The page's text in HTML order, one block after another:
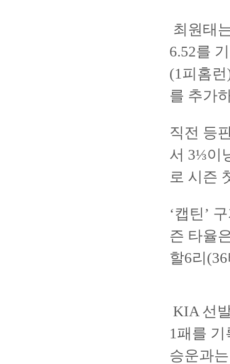
최원태
6.52를
(1피홈
를 추가
직전 등
서 3⅓이
로 시즌
‘캡틴’
즌 타율
할6리
KIA 선
1패를
승운과